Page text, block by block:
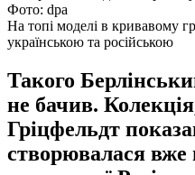
Фото: dpa
На топі моделі в кривавому
українською та російською
Такого
не бачив.
Гріцфельдт
створювалася вже